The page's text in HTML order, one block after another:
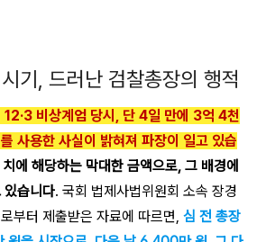
기, 드러난 검찰총장의 행적
12·3 비상계엄 당시, 단 4일 만에 3억 4천
사용한 사실이 밝혀져 파장이 일고 있습
에 해당하는 막대한 금액으로, 그 배경에
있습니다. 국회 법제사법위원회 소속 장경
부터 제출받은 자료에 따르면, 심 전 총장